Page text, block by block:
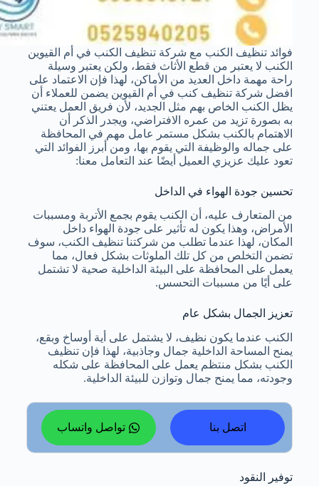
فوائد تنظيف الكنب مع شركة تنظيف الكنب في أم القيوين
الكنب لا يعتبر من قطع الأثاث فقط، ولكن يعتبر وسيلة
راحة مهمة داخل العديد من الأماكن، لهذا فإن الاعتماد على
افضل شركة تنظيف كنب في أم القيوين يضمن للعملاء أن
يظل الكنب الخاص بهم مثل الجديد، لأن فريق العمل يعتني
به بصورة تزيد من عمره الافتراضي، ويجدر الذكر أن
الاهتمام بالكنب بشكل مستمر عامل مهم في المحافظة
على جماله والوظيفة التي يقوم بها، ومن أبرز الفوائد التي
تعود عليك عزيزي العميل أيضًا عند التعامل معنا:
تحسين جودة الهواء في الداخل
من المتعارف عليه، أن الكنب يقوم بجمع الأتربة ومسببات
الأمراض، وهذا يكون له تأثير على جودة الهواء داخل
المكان، لهذا عندما تطلب من شركتنا تنظيف الكنب، سوف
تضمن التخلص من كل تلك الملوثات بشكل فعال، مما
يعمل على المحافظة على البيئة الداخلية صحية لا تشتمل
على أيًا من مسببات التحسس.
تعزيز الجمال بشكل عام
الكنب عندما يكون نظيف، لا يشتمل على أية أوساخ وبقع،
يمنح المساحة الداخلية جمال وجاذبية، لهذا فإن تنظيف
الكنب بشكل منتظم يعمل على المحافظة على شكله
وجودته، مما يمنح جمال وتوازن للبيئة الداخلية.
اتصل بنا تواصل واتساب
توفير النقود